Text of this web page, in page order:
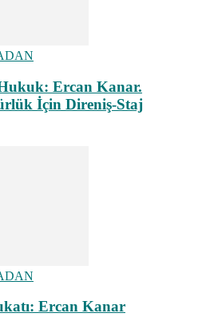
Ercan Kanar.
İçin Direniş-Staj
Ercan Kanar